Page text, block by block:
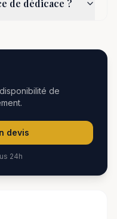
de dédicace ?
de
devis
24h